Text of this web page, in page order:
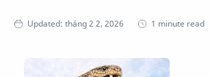
1 minute read